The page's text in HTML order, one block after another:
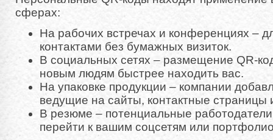
сферах:
На рабочих встречах и конференциях –
контактами без бумажных визиток.
В социальных сетях – размещение QR-
новым людям быстрее находить вас.
На упаковке продукции – компании
ведущие на сайты, контактные
В резюме – потенциальные
перейти к вашим соцсетям или